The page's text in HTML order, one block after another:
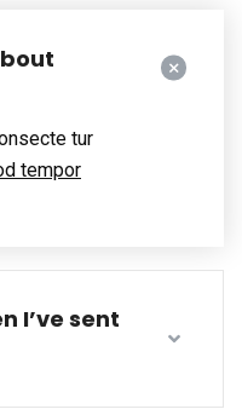
tur
tempor
I’ve sent